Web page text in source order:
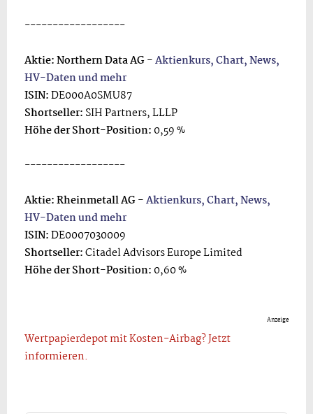
------------------
Aktie: Northern Data AG -Aktienkurs, Chart, News,
HV-Daten und mehr
ISIN:DE000A0SMU87
Shortseller: SIH Partners, LLLP
Höhe der Short-Position: 0,59 %
------------------
Aktie: Rheinmetall AG -Aktienkurs, Chart, News,
HV-Daten und mehr
ISIN:DE0007030009
Shortseller:Citadel Advisors Europe Limited
Höhe der Short-Position: 0,60 %
Anzeige
Wertpapierdepot mit Kosten-Airbag? Jetzt
informieren.